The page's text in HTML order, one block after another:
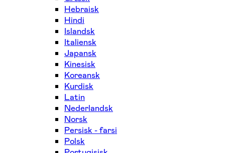
Hebraisk
Hindi
Islandsk
Italiensk
Japansk
Kinesisk
Koreansk
Kurdisk
Latin
Nederlandsk
Norsk
Persisk - farsi
Polsk